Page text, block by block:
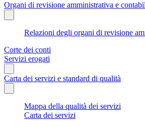
Organi di revisione amministrativa e
Relazioni degli organi di revisione
Corte dei conti
Servizi erogati
Carta dei servizi e standard di qualità
Mappa della qualità dei servizi
Carta dei servizi